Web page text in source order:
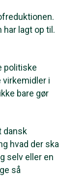
lagt op til.
politiske
virkemidler i
bare gør
dansk
hvad der skal
selv eller en
så